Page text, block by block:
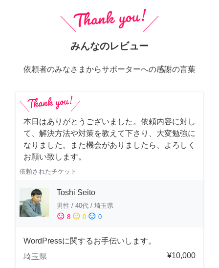
みんなのレビュー
依頼者のみなさまからサポーターへの感謝の言葉
本日はありがとうございました。依頼内容に対し
て、解決方法や対策を教えて下さり、大変勉強に
なりました。また機会がありましたら、よろしく
お願い致します。
依頼されたチケット
Toshi Seito
男性 / 40代 / 埼玉県
sentiment_satisfied 8 sentiment_neutral 0 sentiment_dissatisfied 0
WordPressに関するお手伝いします。
埼玉県
¥10,000